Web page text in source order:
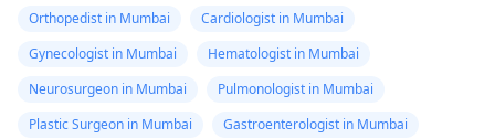
Orthopedist in Mumbai
Cardiologist in Mumbai
Gynecologist in Mumbai
Hematologist in Mumbai
Neurosurgeon in Mumbai
Pulmonologist in Mumbai
Plastic Surgeon in Mumbai
Gastroenterologist in Mumbai